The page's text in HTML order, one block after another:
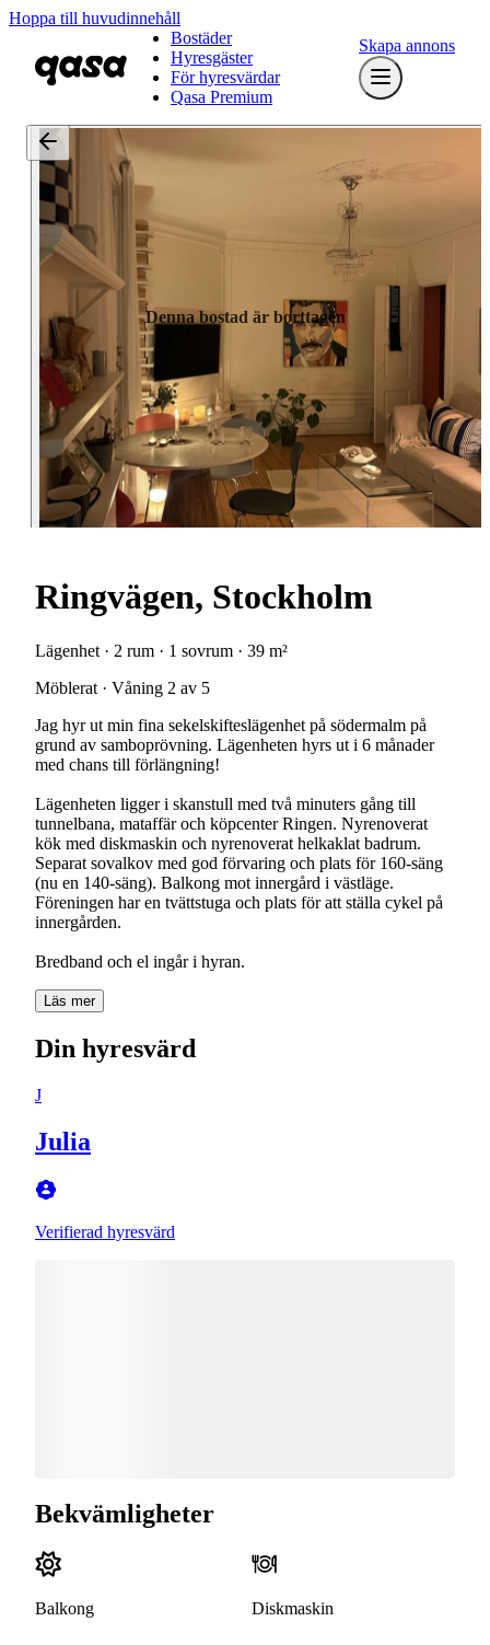
Hoppa till huvudinnehåll
Bostäder
Hyresgäster
För hyresvärdar
Qasa Premium
Skapa annons
Denna bostad är borttagen
Ringvägen, Stockholm
Lägenhet · 2 rum · 1 sovrum · 39 m²
Möblerat · Våning 2 av 5
Jag hyr ut min fina sekelskifteslägenhet på södermalm på
grund av samboprövning. Lägenheten hyrs ut i 6 månader
med chans till förlängning!
Lägenheten ligger i skanstull med två minuters gång till
tunnelbana, mataffär och köpcenter Ringen. Nyrenoverat
kök med diskmaskin och nyrenoverat helkaklat badrum.
Separat sovalkov med god förvaring och plats för 160-säng
(nu en 140-säng). Balkong mot innergård i västläge.
Föreningen har en tvättstuga och plats för att ställa cykel på
innergården.
Bredband och el ingår i hyran.
Läs mer
Din hyresvärd
J
Julia
Verifierad hyresvärd
Bekvämligheter
Balkong Diskmaskin